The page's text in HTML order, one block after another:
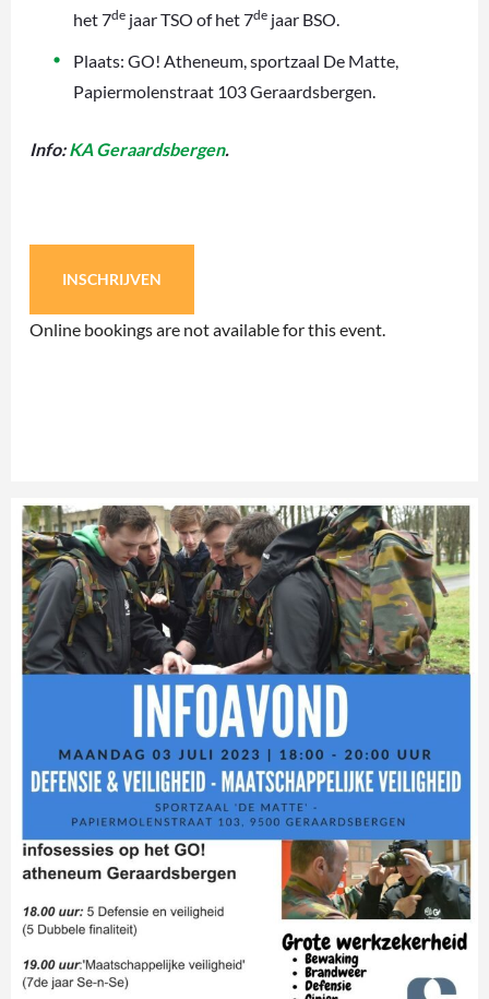
het 7de jaar TSO of het 7de jaar BSO.
Plaats: GO! Atheneum, sportzaal De Matte,
Papiermolenstraat 103 Geraardsbergen.
Info:KA Geraardsbergen.
INSCHRIJVEN
Online bookings are not available for this event.